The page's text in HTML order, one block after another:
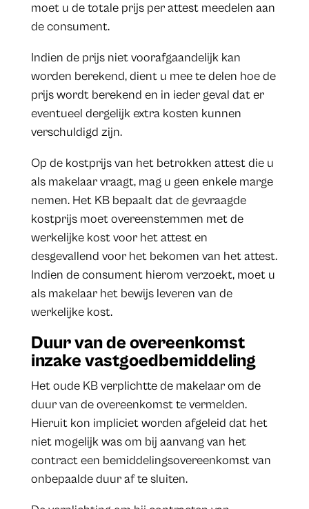
moet u de totale prijs per attest meedelen aan
de consument.
Indien de prijs niet voorafgaandelijk kan
worden berekend, dient u mee te delen hoe de
prijs wordt berekend en in ieder geval dat er
eventueel dergelijk extra kosten kunnen
verschuldigd zijn.
Op de kostprijs van het betrokken attest die u
als makelaar vraagt, mag u geen enkele marge
nemen. Het KB bepaalt dat de gevraagde
kostprijs moet overeenstemmen met de
werkelijke kost voor het attest en
desgevallend voor het bekomen van het attest.
Indien de consument hierom verzoekt, moet u
als makelaar het bewijs leveren van de
werkelijke kost.
Duur van de overeenkomst
inzake vastgoedbemiddeling
Het oude KB verplichtte de makelaar om de
duur van de overeenkomst te vermelden.
Hieruit kon impliciet worden afgeleid dat het
niet mogelijk was om bij aanvang van het
contract een bemiddelingsovereenkomst van
onbepaalde duur af te sluiten.